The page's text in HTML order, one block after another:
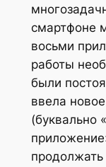
смартфоне
восьми
работы
были
ввела
(буквально